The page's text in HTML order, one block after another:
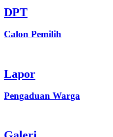
DPT
Calon Pemilih
Lapor
Pengaduan Warga